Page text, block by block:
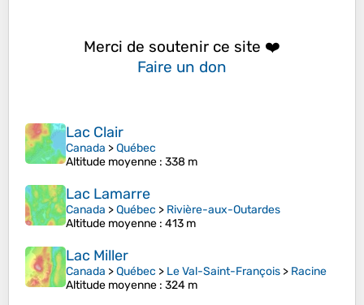
Merci de soutenir ce site ❤️
Faire un don
Lac Clair
Canada >Québec
Altitude moyenne : 338 m
Lac Lamarre
Canada >Québec > Rivière-aux-Outardes
Altitude moyenne : 413 m
Lac Miller
Canada >Québec > Le Val-Saint-François > Racine
Altitude moyenne : 324 m